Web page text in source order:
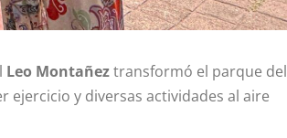
Leo Montañeztransformó el parque del
ejercicio y diversas actividades al aire